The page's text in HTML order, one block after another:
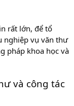
rất lớn, để tổ
nghiệp vụ văn thư
pháp khoa học và
và công tác